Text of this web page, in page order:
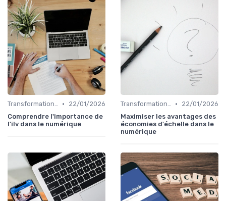
Transformation Numérique •
22/01/2026
Comprendre l'importance de
l'ilv dans le numérique
Transformation Numérique •
22/01/2026
Maximiser les avantages des
économies d'échelle dans le
numérique